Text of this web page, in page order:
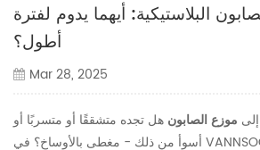
البلاستيكية: أيهما يدوم لفترة
أطول؟
Mar 28, 2025
موزع الصابون هل تجده متشققًا أو متسربًا أو
أسوأ من ذلك - مغطى بالأوساخ؟ في VANNSOO، حيث نصنع تجهيزات